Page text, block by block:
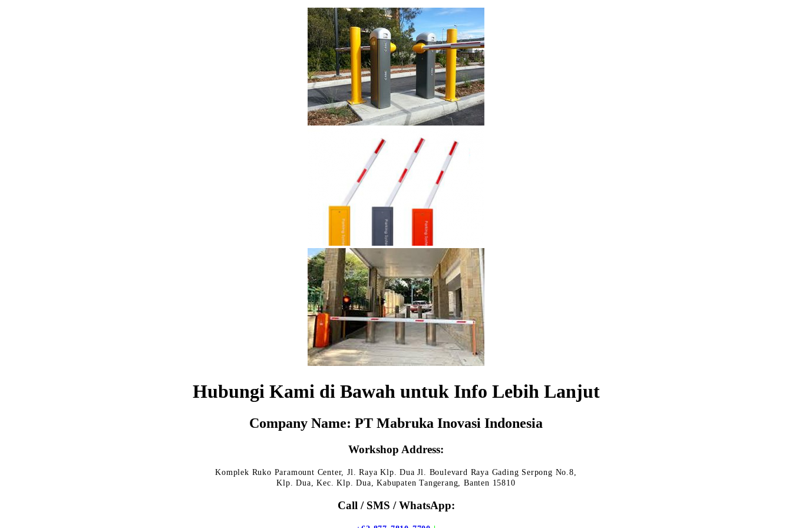
Hubungi Kami di Bawah untuk Info Lebih Lanjut
Company Name: PT Mabruka Inovasi Indonesia
Workshop Address:
Komplek Ruko Paramount Center, Jl. Raya Klp. Dua Jl. Boulevard Raya Gading Serpong No.8,
Klp. Dua, Kec. Klp. Dua, Kabupaten Tangerang, Banten 15810
Call / SMS / WhatsApp: